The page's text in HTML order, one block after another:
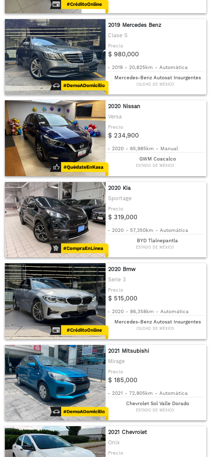
2019 Mercedes Benz
Clase S
Precio
$ 980,000
- 2019 - 20,825km - Automática
Mercedes-Benz Autosat Insurgentes
CIUDAD DE MÉXICO
2020 Nissan
Versa
Precio
$ 234,900
- 2020 - 65,985km - Manual
GWM Coacalco
ESTADO DE MÉXICO
2020 Kia
Sportage
Precio
$ 319,000
- 2020 - 57,350km - Automática
BYD Tlalnepantla
ESTADO DE MÉXICO
2020 Bmw
Serie 3
Precio
$ 515,000
- 2020 - 86,358km - Automática
Mercedes-Benz Autosat Insurgentes
CIUDAD DE MÉXICO
2021 Mitsubishi
Mirage
Precio
$ 185,000
- 2021 - 72,905km - Automática
Chevrolet Sol Valle Dorado
ESTADO DE MÉXICO
2021 Chevrolet
Onix
Precio